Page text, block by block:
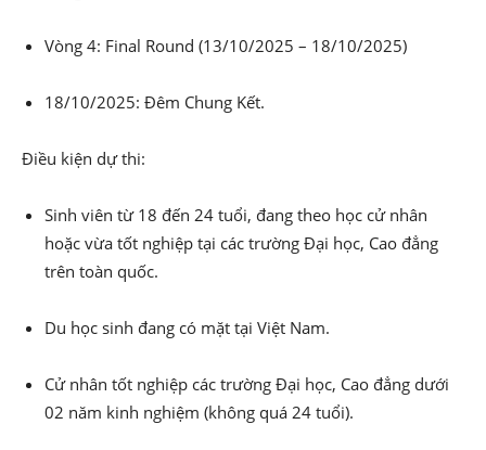
Vòng 4: Final Round (13/10/2025 – 18/10/2025)
18/10/2025: Đêm Chung Kết.
Điều kiện dự thi:
Sinh viên từ 18 đến 24 tuổi, đang theo học cử nhân
hoặc vừa tốt nghiệp tại các trường Đại học, Cao đẳng
trên toàn quốc.
Du học sinh đang có mặt tại Việt Nam.
Cử nhân tốt nghiệp các trường Đại học, Cao đẳng dưới
02 năm kinh nghiệm (không quá 24 tuổi).